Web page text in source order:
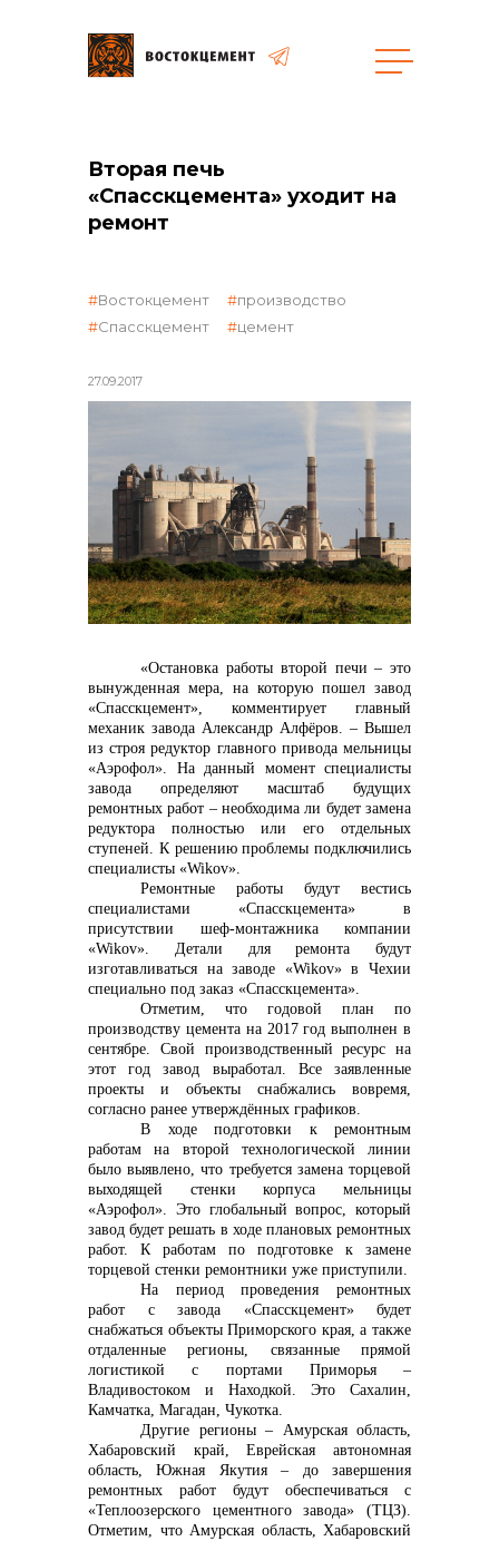
Закупки
общая информация
объявленные закупки
контакты отдела закупок
Контакты
+7 (423) 234 50 50
info@vostokcement.ru
Вторая печь
«Спасскцемента» уходит на
ремонт
27.09.2017
Востокцемент
производство
Спасскцемент
цемент
«Остановка работы второй печи – это
вынужденная мера, на которую пошел завод
«Спасскцемент», комментирует главный
механик завода Александр Алфёров. – Вышел
из строя редуктор главного привода мельницы
«Аэрофол». На данный момент специалисты
завода определяют масштаб будущих
ремонтных работ – необходима ли будет замена
редуктора полностью или его отдельных
ступеней. К решению проблемы подключились
специалисты «Wikov».
Ремонтные работы будут вестись
специалистами «Спасскцемента» в
присутствии шеф-монтажника компании
«Wikov». Детали для ремонта будут
изготавливаться на заводе «Wikov» в Чехии
специально под заказ «Спасскцемента».
Отметим, что годовой план по
производству цемента на 2017 год выполнен в
сентябре. Свой производственный ресурс на
этот год завод выработал. Все заявленные
проекты и объекты снабжались вовремя,
согласно ранее утверждённых графиков.
В ходе подготовки к ремонтным
работам на второй технологической линии
было выявлено, что требуется замена торцевой
выходящей стенки корпуса мельницы
«Аэрофол». Это глобальный вопрос, который
завод будет решать в ходе плановых ремонтных
работ. К работам по подготовке к замене
торцевой стенки ремонтники уже приступили.
На период проведения ремонтных
работ с завода «Спасскцемент» будет
снабжаться объекты Приморского края, а также
отдаленные регионы, связанные прямой
логистикой с портами Приморья –
Владивостоком и Находкой. Это Сахалин,
Камчатка, Магадан, Чукотка.
Другие регионы – Амурская область,
Хабаровский край, Еврейская автономная
область, Южная Якутия – до завершения
ремонтных работ будут обеспечиваться с
«Теплоозерского цементного завода» (ТЦЗ).
Отметим, что Амурская область, Хабаровский